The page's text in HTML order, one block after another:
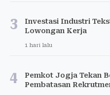
3
Investasi Industri
Lowongan Kerja
1 hari lalu
4
Pemkot Jogja Tekan
Pembatasan